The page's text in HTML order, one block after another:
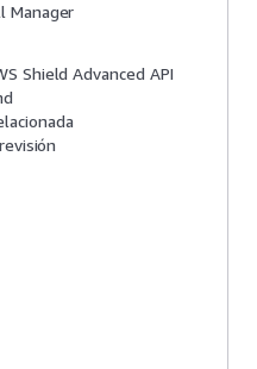
Manager
Shield Advanced API